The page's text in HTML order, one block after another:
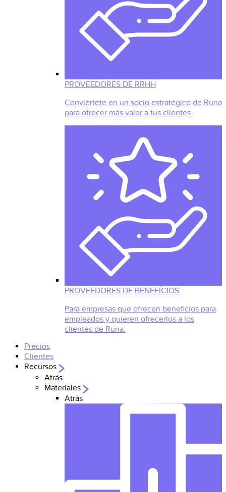
PROVEEDORES DE RRHH
Conviértete en un socio estratégico de Runa
para ofrecer más valor a tus clientes.
PROVEEDORES DE BENEFÍCIOS
Para empresas que ofrecen beneficios para
empleados y quieren ofrecerlos a los
clientes de Runa.
Precios
Clientes
Recursos
Atrás
Materiales
Atrás